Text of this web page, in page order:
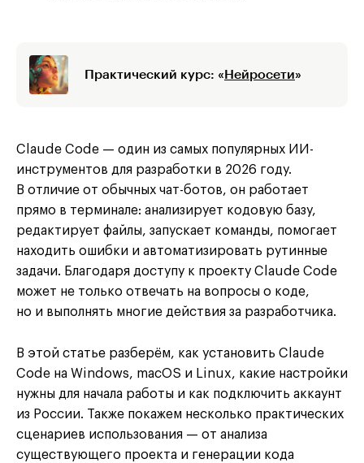
Практический курс: « Нейросети»
Claude Code — один из самых популярных ИИ-
инструментов для разработки в 2026 году.
В отличие от обычных чат-ботов, он работает
прямо в терминале: анализирует кодовую базу,
редактирует файлы, запускает команды, помогает
находить ошибки и автоматизировать рутинные
задачи. Благодаря доступу к проекту Claude Code
может не только отвечать на вопросы о коде,
но и выполнять многие действия за разработчика.
В этой статье разберём, как установить Claude
Code на Windows, macOS и Linux, какие настройки
нужны для начала работы и как подключить аккаунт
из России. Также покажем несколько практических
сценариев использования — от анализа
существующего проекта и генерации кода